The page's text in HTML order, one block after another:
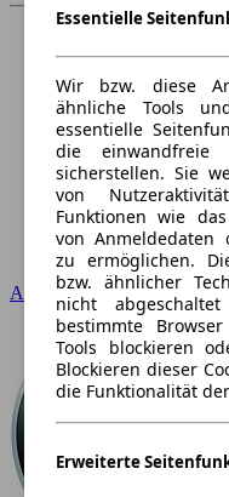
Audi
Essentielle
Wir bzw. diese
ähnliche Tools
essentielle
die einwandfreie
sicherstellen. Sie
von
Funktionen wie
von Anmeldedaten
zu ermöglichen.
bzw. ähnlicher
nicht
bestimmte
Tools blockieren
Blockieren dieser
die Funktionalität
Erweiterte